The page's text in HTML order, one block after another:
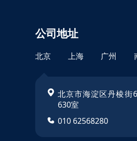
为现在还在校期间可以先
补两段这样的一个实习经历
公司地址
北京 上海 广州
北京市海淀区丹棱街
630室
010 62568280